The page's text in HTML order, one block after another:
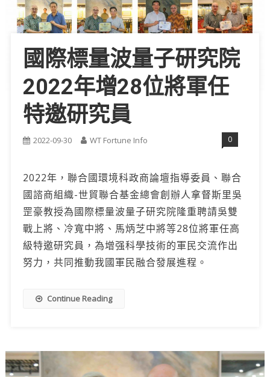
國際標量波量子研究院
2022年增28位將軍任
特邀研究員
2022-09-30 WT Fortune Info 0
2022年，聯合國環境科政商論壇指導委員、聯合
國諮商組織-世貿聯合基金總會創辦人拿督斯里吳
罡豪教授為國際標量波量子研究院隆重聘請吳雙
戰上將、冷寬中將、馬炳芝中將等28位將軍任高
級特邀研究員，為增强科學技術的軍民交流作出
努力，共同推動我國軍民融合發展進程。
Continue Reading